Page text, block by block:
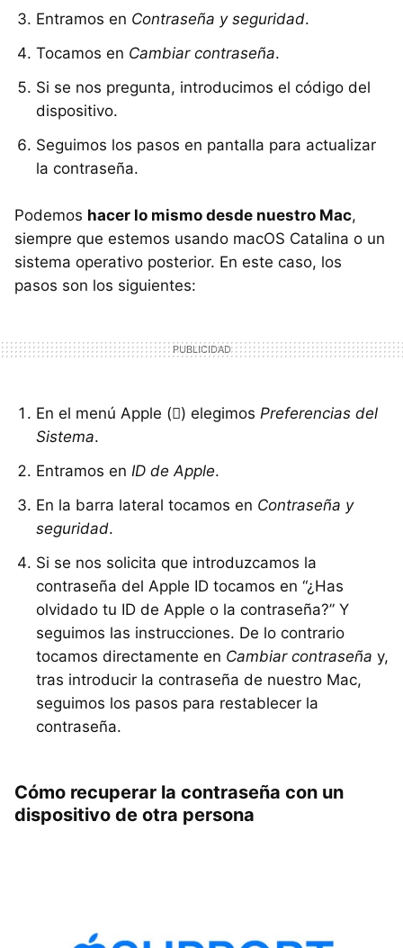
Entramos en Contraseña y seguridad.
Tocamos en Cambiar contraseña.
Si se nos pregunta, introducimos el código del
dispositivo.
Seguimos los pasos en pantalla para actualizar
la contraseña.
Podemos hacer lo mismo desde nuestro Mac,
siempre que estemos usando macOS Catalina o un
sistema operativo posterior. En este caso, los
pasos son los siguientes:
En el menú Apple () elegimos Preferencias del
Sistema.
Entramos en ID de Apple.
En la barra lateral tocamos en Contraseña y
seguridad.
Si se nos solicita que introduzcamos la
contraseña del Apple ID tocamos en “¿Has
olvidado tu ID de Apple o la contraseña?” Y
seguimos las instrucciones. De lo contrario
tocamos directamente en Cambiar contraseña y,
tras introducir la contraseña de nuestro Mac,
seguimos los pasos para restablecer la
contraseña.
Cómo recuperar la contraseña con un
dispositivo de otra persona